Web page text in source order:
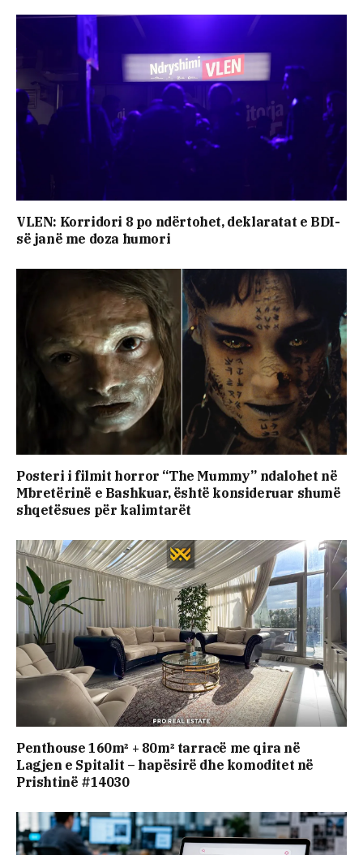
VLEN: Korridori 8 po ndërtohet, deklaratat e BDI-
së janë me doza ​humori
Posteri i filmit horror “The Mummy” ndalohet në
Mbretërinë e Bashkuar, është konsideruar shumë
shqetësues për kalimtarët
Penthouse 160m² + 80m² tarracë me qira në
Lagjen e Spitalit – hapësirë dhe komoditet në
Prishtinë #14030